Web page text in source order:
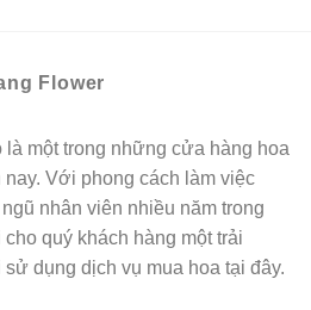
Flower
một trong những cửa hàng hoa
Với phong cách làm việc
nhân viên nhiều năm trong
quý khách hàng một trải
dụng dịch vụ mua hoa tại đây.